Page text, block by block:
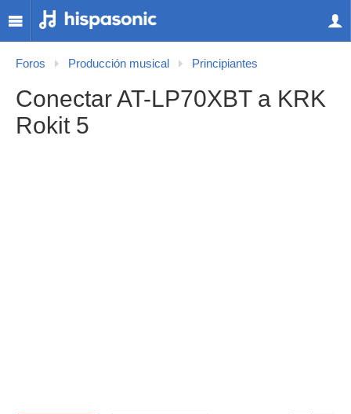
Foros Producción musical Principiantes
Conectar AT-LP70XBT a KRK
Rokit 5